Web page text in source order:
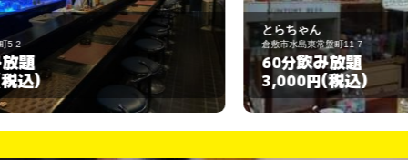
とらちゃん
倉敷市水島東常盤町11-7
60分飲み放題
3,000円 (税込)